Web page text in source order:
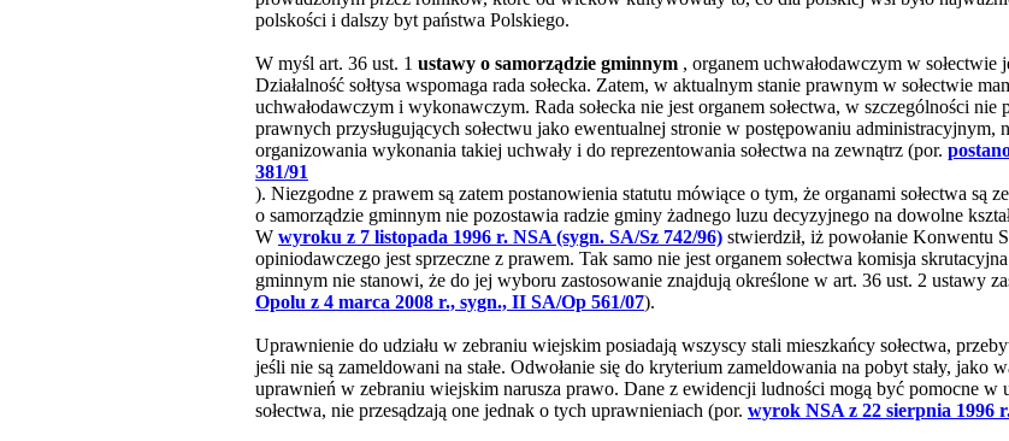
polskości i dalszy byt państwa Polskiego.
W myśl art. 36 ust. 1 ustawy o samorządzie gminnym , organem uchwałodawczym w
Działalność sołtysa wspomaga rada sołecka. Zatem, w aktualnym stanie prawnym w sołectwie
uchwałodawczym i wykonawczym. Rada sołecka nie jest organem sołectwa, w szczególności
prawnych przysługujących sołectwu jako ewentualnej stronie w postępowaniu administracyjnym,
organizowania wykonania takiej uchwały i do reprezentowania sołectwa na zewnątrz (por.
381/91
). Niezgodne z prawem są zatem postanowienia statutu mówiące o tym, że organami sołectwa są
o samorządzie gminnym nie pozostawia radzie gminy żadnego luzu decyzyjnego na dowolne
W wyroku z 7 listopada 1996 r. NSA (sygn. SA/Sz 742/96) stwierdził, iż powołanie Konwentu
opiniodawczego jest sprzeczne z prawem. Tak samo nie jest organem sołectwa komisja
gminnym nie stanowi, że do jej wyboru zastosowanie znajdują określone w art. 36 ust. 2 ustawy
Opolu z 4 marca 2008 r., sygn., II SA/Op 561/07).
Uprawnienie do udziału w zebraniu wiejskim posiadają wszyscy stali mieszkańcy sołectwa,
jeśli nie są zameldowani na stałe. Odwołanie się do kryterium zameldowania na pobyt stały, jako
uprawnień w zebraniu wiejskim narusza prawo. Dane z ewidencji ludności mogą być pomocne w
sołectwa, nie przesądzają one jednak o tych uprawnieniach (por. wyrok NSA z 22 sierpnia 1996